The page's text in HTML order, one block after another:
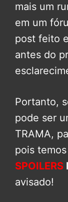
mais um
em um
post feito
antes do
Portanto,
pode ser
TRAMA,
pois
SPOILERS
avisado!